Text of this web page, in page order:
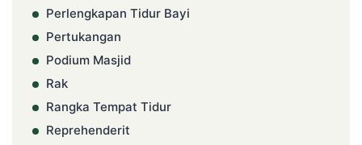
Perlengkapan Tidur Bayi
Pertukangan
Podium Masjid
Rak
Rangka Tempat Tidur
Reprehenderit